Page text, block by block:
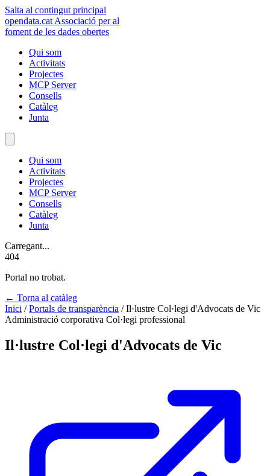
Salta al contingut principal
opendata.cat Associació per al
foment de les dades obertes
Qui som
Activitats
Projectes
MCP Server
Consells
Catàleg
Junta
Qui som
Activitats
Projectes
MCP Server
Consells
Catàleg
Junta
Carregant...
404
Portal no trobat.
← Torna al catàleg
Inici / Portals de transparència / Il·lustre Col·legi d'Advocats de Vic
Administració corporativa Col·legi professional
Il·lustre Col·legi d'Advocats de Vic